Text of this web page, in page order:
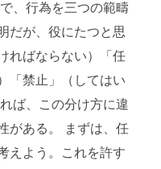
、行為を三つの範疇
だが、役にたつと思
ればならない）「任
「禁止」（してはい
ば、この分け方に違
がある。 まずは、任
えよう。これを許す